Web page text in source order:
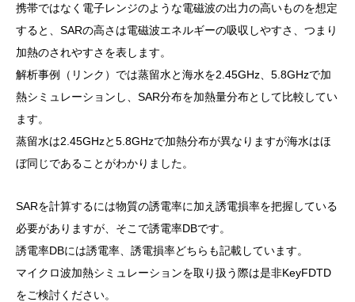
携帯ではなく電子レンジのような電磁波の出力の高いものを想定
すると、SARの高さは電磁波エネルギーの吸収しやすさ、つまり
加熱のされやすさを表します。
解析事例（リンク）では蒸留水と海水を2.45GHz、5.8GHzで加
熱シミュレーションし、SAR分布を加熱量分布として比較してい
ます。
蒸留水は2.45GHzと5.8GHzで加熱分布が異なりますが海水はほ
ぼ同じであることがわかりました。
SARを計算するには物質の誘電率に加え誘電損率を把握している
必要がありますが、そこで誘電率DBです。
誘電率DBには誘電率、誘電損率どちらも記載しています。
マイクロ波加熱シミュレーションを取り扱う際は是非KeyFDTD
をご検討ください。